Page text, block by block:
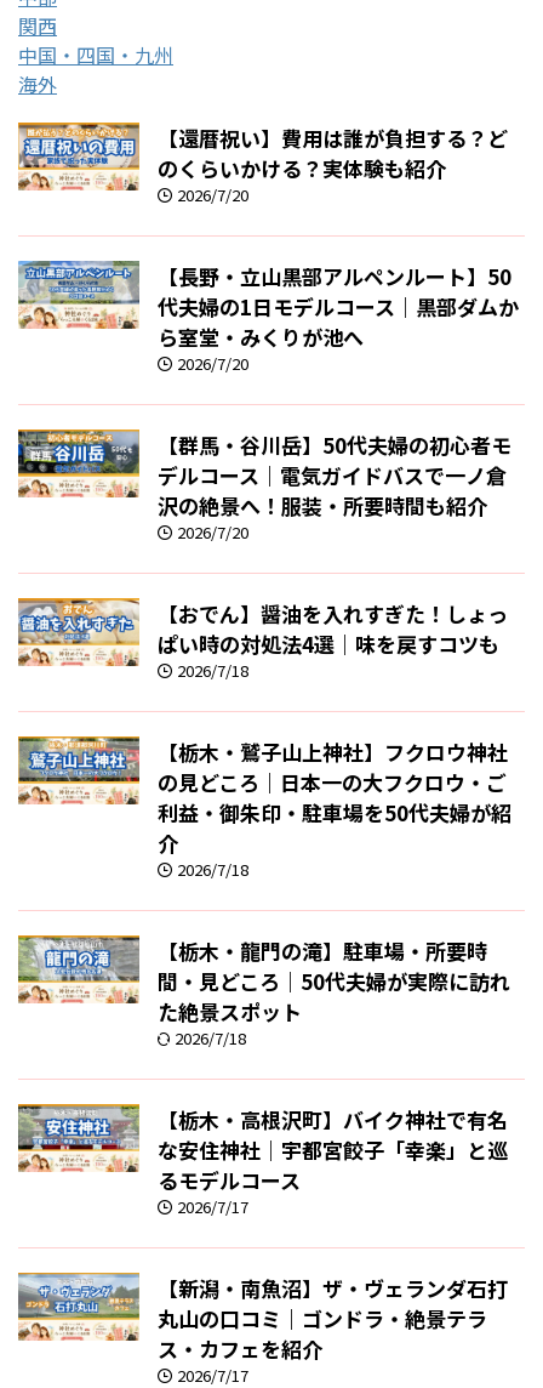
関西
中国・四国・九州
海外
【還暦祝い】費用は誰が負担する？ど
のくらいかける？実体験も紹介
2026/7/20
【長野・立山黒部アルペンルート】50
代夫婦の1日モデルコース｜黒部ダムか
ら室堂・みくりが池へ
2026/7/20
【群馬・谷川岳】50代夫婦の初心者モ
デルコース｜電気ガイドバスで一ノ倉
沢の絶景へ！服装・所要時間も紹介
2026/7/20
【おでん】醤油を入れすぎた！しょっ
ぱい時の対処法4選｜味を戻すコツも
2026/7/18
【栃木・鷲子山上神社】フクロウ神社
の見どころ｜日本一の大フクロウ・ご
利益・御朱印・駐車場を50代夫婦が紹
介
2026/7/18
【栃木・龍門の滝】駐車場・所要時
間・見どころ｜50代夫婦が実際に訪れ
た絶景スポット
2026/7/18
【栃木・高根沢町】バイク神社で有名
な安住神社｜宇都宮餃子「幸楽」と巡
るモデルコース
2026/7/17
【新潟・南魚沼】ザ・ヴェランダ石打
丸山の口コミ｜ゴンドラ・絶景テラ
ス・カフェを紹介
2026/7/17